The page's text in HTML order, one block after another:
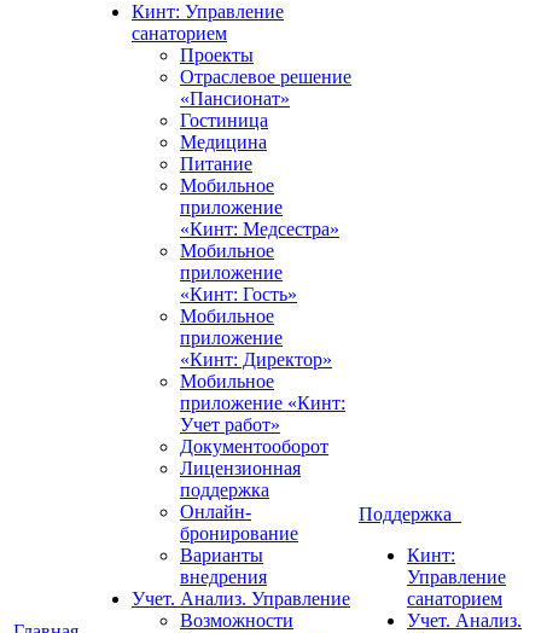
Кинт: Управление
санаторием
Проекты
Отраслевое решение
«Пансионат»
Гостиница
Медицина
Питание
Мобильное
приложение
«Кинт: Медсестра»
Мобильное
приложение
«Кинт: Гость»
Мобильное
приложение
«Кинт: Директор»
Мобильное
приложение «Кинт:
Учет работ»
Документооборот
Лицензионная
поддержка
Онлайн-
бронирование
Варианты
внедрения
Учет. Анализ. Управление
Возможности
Поддержка
Кинт:
Управление
санаторием
Учет. Анализ.